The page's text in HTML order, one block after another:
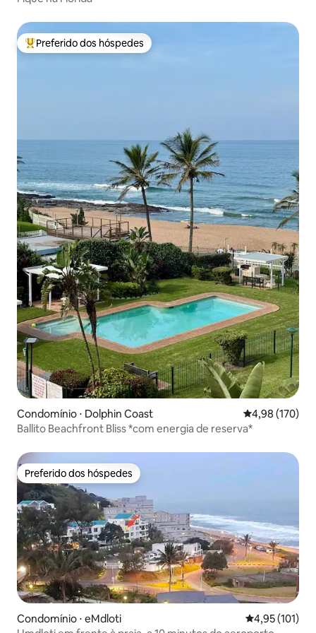
Entre os melhores preferidos dos hóspedes
Preferido dos hóspedes
Condomínio ⋅ Dolphin Coast 4,98 de uma
4,98 (170)
Ballito Beachfront Bliss *com energia de reserva*
Preferido dos hóspedes
Preferido dos hóspedes
Condomínio ⋅ eMdloti 4,95 de uma
4,95 (101)